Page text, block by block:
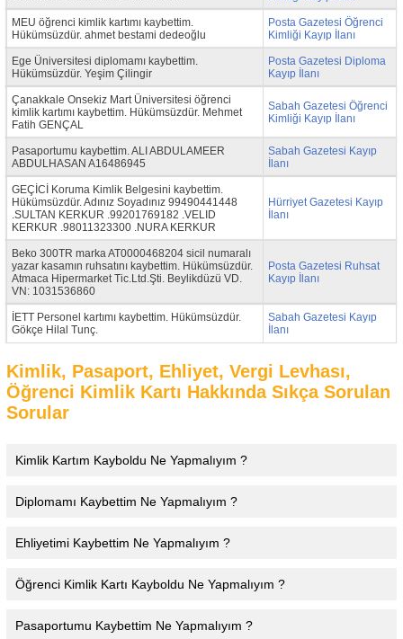
MEU öğrenci kimlik kartımı kaybettim.
Hükümsüzdür. ahmet bestami dedeoğlu
Posta Gazetesi Öğrenci
Kimliği Kayıp İlanı
Ege Üniversitesi diplomamı kaybettim.
Hükümsüzdür. Yeşim Çilingir
Posta Gazetesi Diploma
Kayıp İlanı
Çanakkale Onsekiz Mart Üniversitesi öğrenci
kimlik kartımı kaybettim. Hükümsüzdür. Mehmet
Fatih GENÇAL
Sabah Gazetesi Öğrenci
Kimliği Kayıp İlanı
Pasaportumu kaybettim. ALI ABDULAMEER
ABDULHASAN A16486945
Sabah Gazetesi Kayıp
İlanı
GEÇİCİ Koruma Kimlik Belgesini kaybettim.
Hükümsüzdür. Adınız Soyadınız 99490441448
.SULTAN KERKUR .99201769182 .VELID
KERKUR .98011323300 .NURA KERKUR
Hürriyet Gazetesi Kayıp
İlanı
Beko 300TR marka AT0000468204 sicil numaralı
yazar kasamın ruhsatını kaybettim. Hükümsüzdür.
Atmaca Hipermarket Tic.Ltd.Şti. Beylikdüzü VD.
VN: 1031536860
Posta Gazetesi Ruhsat
Kayıp İlanı
İETT Personel kartımı kaybettim. Hükümsüzdür.
Gökçe Hilal Tunç.
Sabah Gazetesi Kayıp
İlanı
Kimlik, Pasaport, Ehliyet, Vergi Levhası,
Öğrenci Kimlik Kartı Hakkında Sıkça Sorulan
Sorular
Kimlik Kartım Kayboldu Ne Yapmalıyım ?
Diplomamı Kaybettim Ne Yapmalıyım ?
Ehliyetimi Kaybettim Ne Yapmalıyım ?
Öğrenci Kimlik Kartı Kayboldu Ne Yapmalıyım ?
Pasaportumu Kaybettim Ne Yapmalıyım ?